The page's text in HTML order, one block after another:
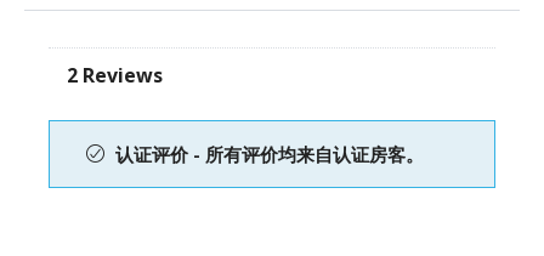
2 Reviews
认证评价 - 所有评价均来自认证房客。